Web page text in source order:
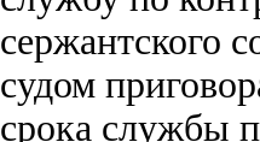
сержантского
судом
срока службы